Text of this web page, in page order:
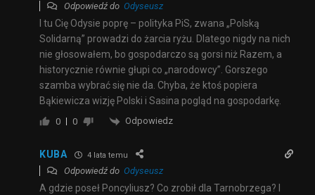
Odpowiedź do Odyseusz
I tu Cię Odysie poprę – polityka PiS, zwana „Polską
Solidarną” prowadzi do żarcia ryżu. Dlatego nigdy na nich
nie głosowałem, bo gospodarczo są gorsi niż Razem, a
historycznie równie głupi co „narodowcy”. Gorszego
szamba wybrać się nie da. Chyba, że ktoś popiera
Bąkiewicza wizję Polski i Sasina pogląd na gospodarkę.
0 0 Odpowiedz
KUBA 4 lata temu
Odpowiedź do Odyseusz
A gdzie poseł Poncyliusz? Co zrobił dla Tarnobrzega? I